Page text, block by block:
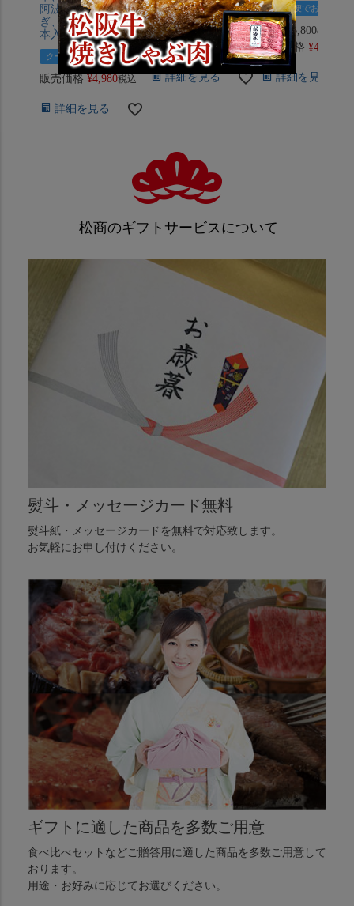
阿波尾鶏、淡路玉ね
ぎ、ひよく米餅各6
本入り)
クール便でお届け
販売価格 ¥4,980税込
詳細を見る
クール便でお届け
定価 ¥6,800 のところ
販売価格 ¥4,980税込
詳細を見る
クール便でお届け
定価 6,800のところ
販売価格 ¥4,880
詳細を見る
松商のギフトサービスについて
熨斗・メッセージカード無料
熨斗紙・メッセージカードを無料で対応致します。
お気軽にお申し付けください。
ギフトに適した商品を多数ご用意
食べ比べセットなどご贈答用に適した商品を多数ご用意して
おります。
用途・お好みに応じてお選びください。